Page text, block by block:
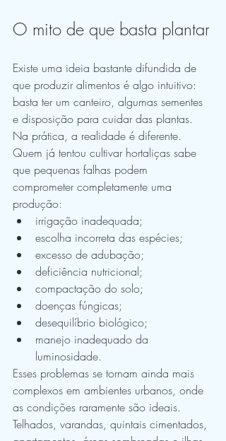
O mito de que basta plantar
Existe uma ideia bastante difundida de
que produzir alimentos é algo intuitivo:
basta ter um canteiro, algumas sementes
e disposição para cuidar das plantas.
Na prática, a realidade é diferente.
Quem já tentou cultivar hortaliças sabe
que pequenas falhas podem
comprometer completamente uma
produção:
irrigação inadequada;
escolha incorreta das espécies;
excesso de adubação;
deficiência nutricional;
compactação do solo;
doenças fúngicas;
desequilíbrio biológico;
manejo inadequado da
luminosidade.
Esses problemas se tornam ainda mais
complexos em ambientes urbanos, onde
as condições raramente são ideais.
Telhados, varandas, quintais cimentados,